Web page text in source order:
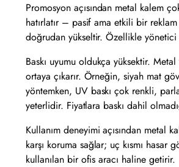
Promosyon açısından metal kalem
hatırlatır – pasif ama etkili bir
doğrudan yükseltir. Özellikle yönetici
Baskı uyumu oldukça yüksektir.
ortaya çıkarır. Örneğin, siyah mat
yöntemken, UV baskı çok renkli,
yeterlidir. Fiyatlara baskı dahil
Kullanım deneyimi açısından metal
karşı koruma sağlar; uç kısmı
kullanılan bir ofis aracı haline getirir.